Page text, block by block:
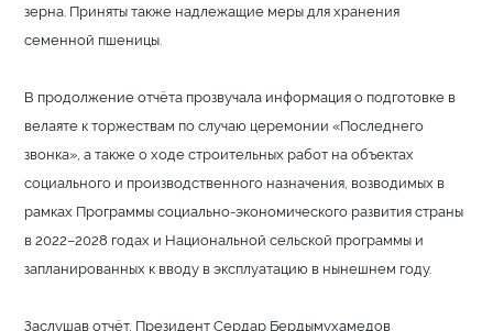
зерна. Приняты также надлежащие меры для хранения
семенной пшеницы.
В продолжение отчёта прозвучала информация о подготовке в
велаяте к торжествам по случаю церемонии «Последнего
звонка», а также о ходе строительных работ на объектах
социального и производственного назначения, возводимых в
рамках Программы социально-экономического развития страны
в 2022–2028 годах и Национальной сельской программы и
запланированных к вводу в эксплуатацию в нынешнем году.
Заслушав отчёт, Президент Сердар Бердымухамедов